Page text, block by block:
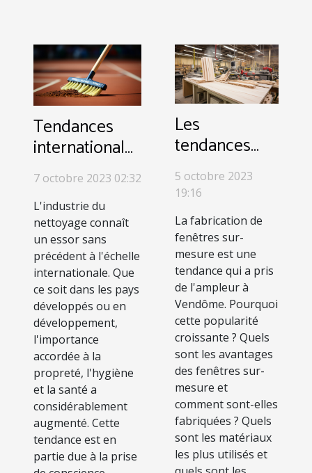
Tendances
internationales
dans
l'industrie du
nettoyage
7 octobre 2023 02:32
L'industrie du
nettoyage connaît
un essor sans
précédent à l'échelle
internationale. Que
ce soit dans les pays
développés ou en
développement,
l'importance
accordée à la
propreté, l'hygiène
et la santé a
considérablement
augmenté. Cette
tendance est en
partie due à la prise
Les
tendances
actuelles de
la fabrication
de fenêtres
sur-mesure à
Vendôme
5 octobre 2023
19:16
La fabrication de
fenêtres sur-
mesure est une
tendance qui a pris
de l'ampleur à
Vendôme. Pourquoi
cette popularité
croissante ? Quels
sont les avantages
des fenêtres sur-
mesure et
comment sont-elles
fabriquées ? Quels
sont les matériaux
les plus utilisés et